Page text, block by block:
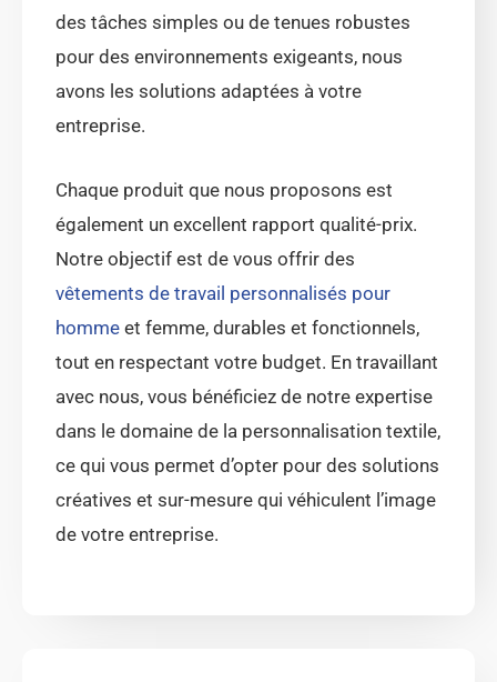
des tâches simples ou de tenues robustes
pour des environnements exigeants, nous
avons les solutions adaptées à votre
entreprise.
Chaque produit que nous proposons est
également un excellent rapport qualité-prix.
Notre objectif est de vous offrir des
vêtements de travail personnalisés pour
homme et femme, durables et fonctionnels,
tout en respectant votre budget. En travaillant
avec nous, vous bénéficiez de notre expertise
dans le domaine de la personnalisation textile,
ce qui vous permet d’opter pour des solutions
créatives et sur-mesure qui véhiculent l’image
de votre entreprise.